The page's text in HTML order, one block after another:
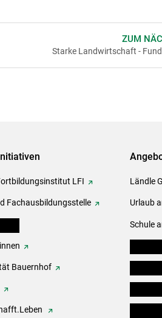
ZUM
Starke Landwirtschaft -
LFI
Fachausbildungsstelle
Bauernhof
Ländle
Urlaub
Schule